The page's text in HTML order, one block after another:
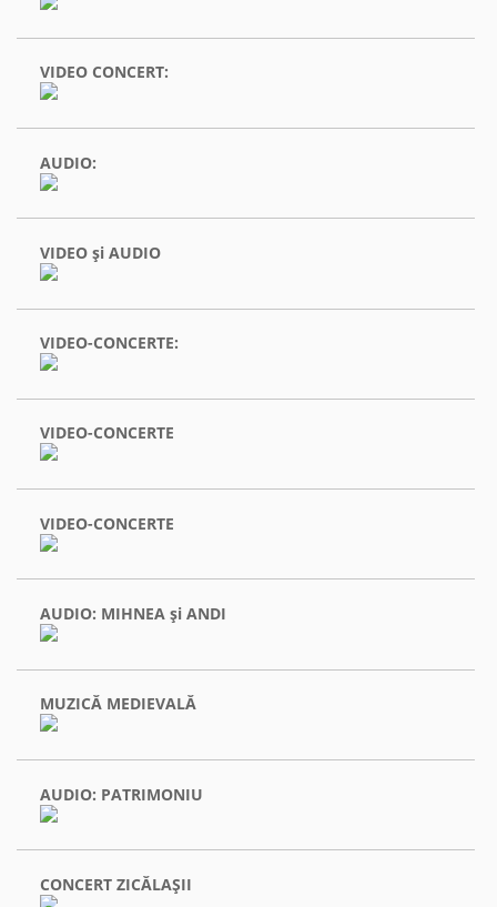
VIDEO CONCERT:
AUDIO:
VIDEO şi AUDIO
VIDEO-CONCERTE:
VIDEO-CONCERTE
VIDEO-CONCERTE
AUDIO: MIHNEA şi ANDI
MUZICĂ MEDIEVALĂ
AUDIO: PATRIMONIU
CONCERT ZICĂLAŞII